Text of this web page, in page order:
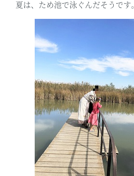
夏は、ため池で泳ぐんだそうです。